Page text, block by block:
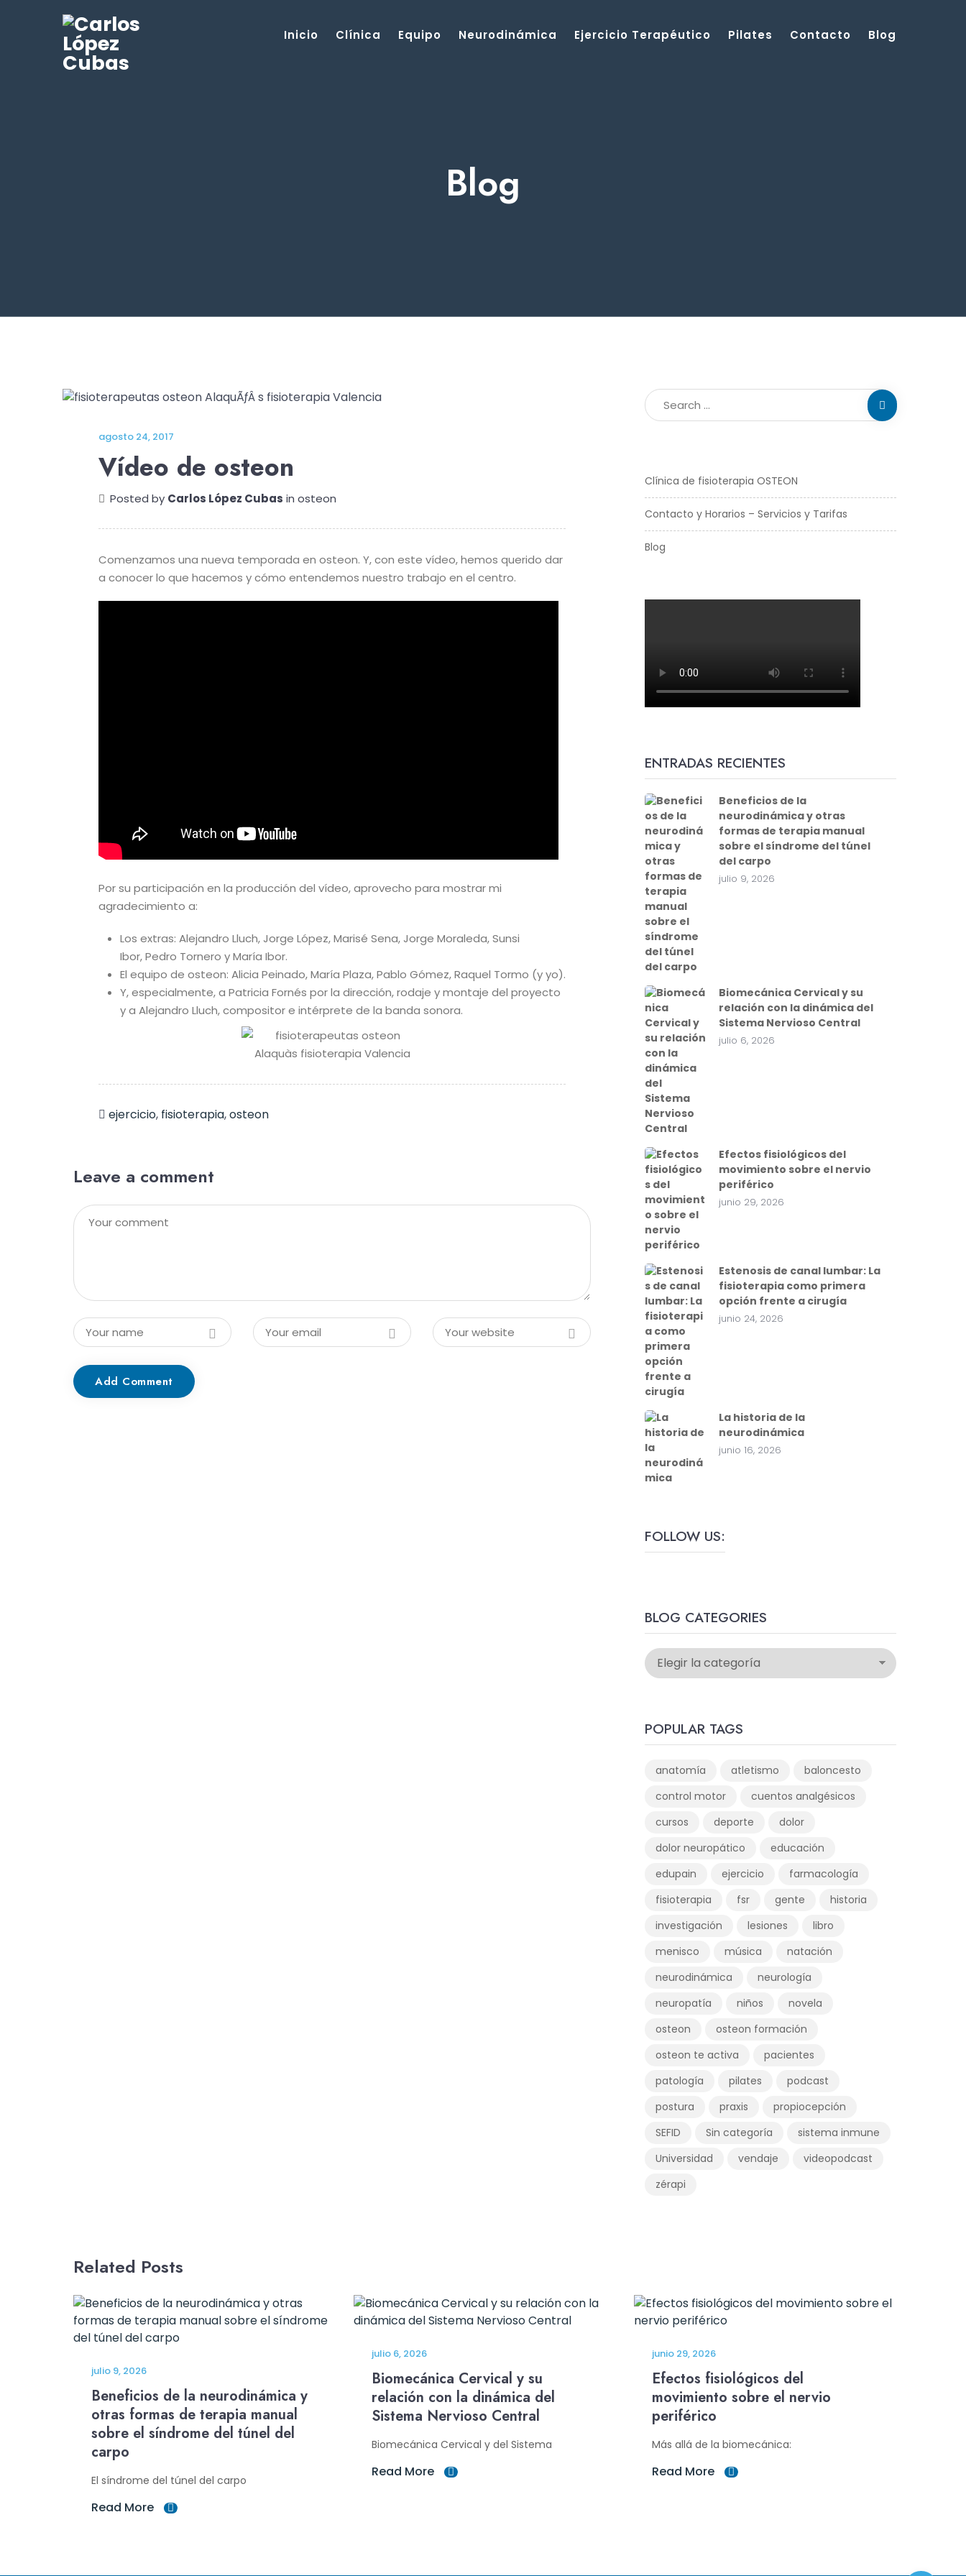
Inicio Clínica Equipo Neurodinámica Ejercicio Terapéutico Pilates Contacto Blog
Blog
agosto 24, 2017
Vídeo de osteon
Posted by Carlos López Cubas in osteon
Comenzamos una nueva temporada en osteon. Y, con este vídeo, hemos querido dar
a conocer lo que hacemos y cómo entendemos nuestro trabajo en el centro.
Por su participación en la producción del vídeo, aprovecho para mostrar mi
agradecimiento a:
Los extras: Alejandro Lluch, Jorge López, Marisé Sena, Jorge Moraleda, Sunsi
Ibor, Pedro Tornero y María Ibor.
El equipo de osteon: Alicia Peinado, María Plaza, Pablo Gómez, Raquel Tormo (y yo).
Y, especialmente, a Patricia Fornés por la dirección, rodaje y montaje del proyecto
y a Alejandro Lluch, compositor e intérprete de la banda sonora.
ejercicio, fisioterapia,osteon
Leave a comment
Add Comment
Clínica de fisioterapia OSTEON
Contacto y Horarios – Servicios y Tarifas
Blog
ENTRADAS RECIENTES
Beneficios de la
neurodinámica y otras
formas de terapia manual
sobre el síndrome del túnel
del carpo
julio 9, 2026
Biomecánica Cervical y su
relación con la dinámica del
Sistema Nervioso Central
julio 6, 2026
Efectos fisiológicos del
movimiento sobre el nervio
periférico
junio 29, 2026
Estenosis de canal lumbar: La
fisioterapia como primera
opción frente a cirugía
junio 24, 2026
La historia de la
neurodinámica
junio 16, 2026
FOLLOW US:
BLOG CATEGORIES
POPULAR TAGS
anatomía atletismo
baloncesto
control motor
cuentos analgésicos
cursos
deporte
dolor
dolor neuropático
educación
edupain
ejercicio
farmacología
fisioterapia
fsr gente
historia
investigación
lesiones
libro
menisco
música
natación
neurodinámica
neurología
neuropatía
niños
novela
osteon
osteon formación
osteon te activa
pacientes
patología
pilates
podcast
postura
praxis
propiocepción
SEFID
Sin categoría
sistema inmune
Universidad
vendaje
videopodcast
zérapi
Related Posts
julio 9, 2026
Beneficios de la neurodinámica y
otras formas de terapia manual
sobre el síndrome del túnel del
carpo
El síndrome del túnel del carpo
Read More
julio 6, 2026
Biomecánica Cervical y su
relación con la dinámica del
Sistema Nervioso Central
Biomecánica Cervical y del Sistema
Read More
junio 29, 2026
Efectos fisiológicos del
movimiento sobre el nervio
periférico
Más allá de la biomecánica:
Read More